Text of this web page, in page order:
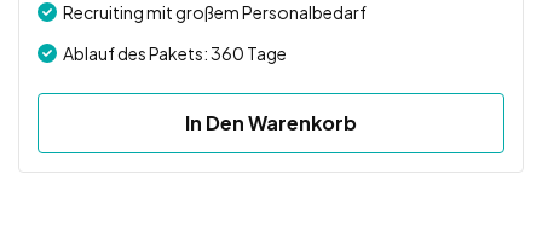
Recruiting mit großem Personalbedarf
Ablauf des Pakets: 360 Tage
In Den Warenkorb